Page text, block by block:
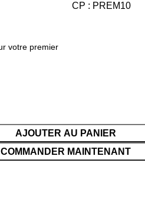
votre premier
CP : PREM10
AJOUTER AU PANIER
COMMANDER MAINTENANT